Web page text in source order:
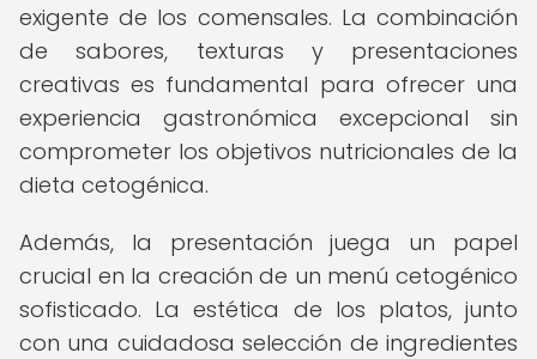
exigente de los comensales. La combinación
de sabores, texturas y presentaciones
creativas es fundamental para ofrecer una
experiencia gastronómica excepcional sin
comprometer los objetivos nutricionales de la
dieta cetogénica.
Además, la presentación juega un papel
crucial en la creación de un menú cetogénico
sofisticado. La estética de los platos, junto
con una cuidadosa selección de ingredientes